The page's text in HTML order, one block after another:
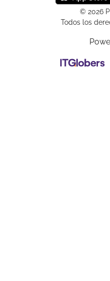
© 2026
Todos los